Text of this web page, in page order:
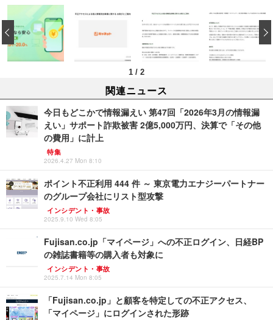
1 / 2
‹
関連ニュース
今日もどこかで情報漏えい 第47回「2026年3月の情報漏
えい」サポート詐欺被害 2億5,000万円、決算で「その他
の費用」に計上
特集
2026.4.27 Mon 8:10
ポイント不正利用 444 件 ～ 東京電力エナジーパートナー
のグループ会社にリスト型攻撃
インシデント・事故
2025.9.10 Wed 8:05
Fujisan.co.jp「マイページ」への不正ログイン、日経BP
の雑誌書籍等の購入者も対象に
インシデント・事故
2025.7.14 Mon 8:05
「Fujisan.co.jp」と顧客を特定しての不正アクセス、
「マイページ」にログインされた形跡